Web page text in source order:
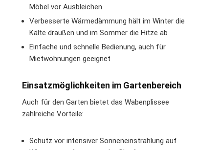
Möbel vor Ausbleichen
Verbesserte Wärmedämmung hält im Winter die
Kälte draußen und im Sommer die Hitze ab
Einfache und schnelle Bedienung, auch für
Mietwohnungen geeignet
Einsatzmöglichkeiten im Gartenbereich
Auch für den Garten bietet das Wabenplissee
zahlreiche Vorteile:
Schutz vor intensiver Sonneneinstrahlung auf